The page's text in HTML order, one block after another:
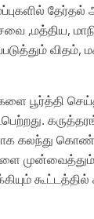
தேர்தல்
,மத்திய,
விதம்,
பூர்த்தி
கலந்து
கூட்டத்தில்